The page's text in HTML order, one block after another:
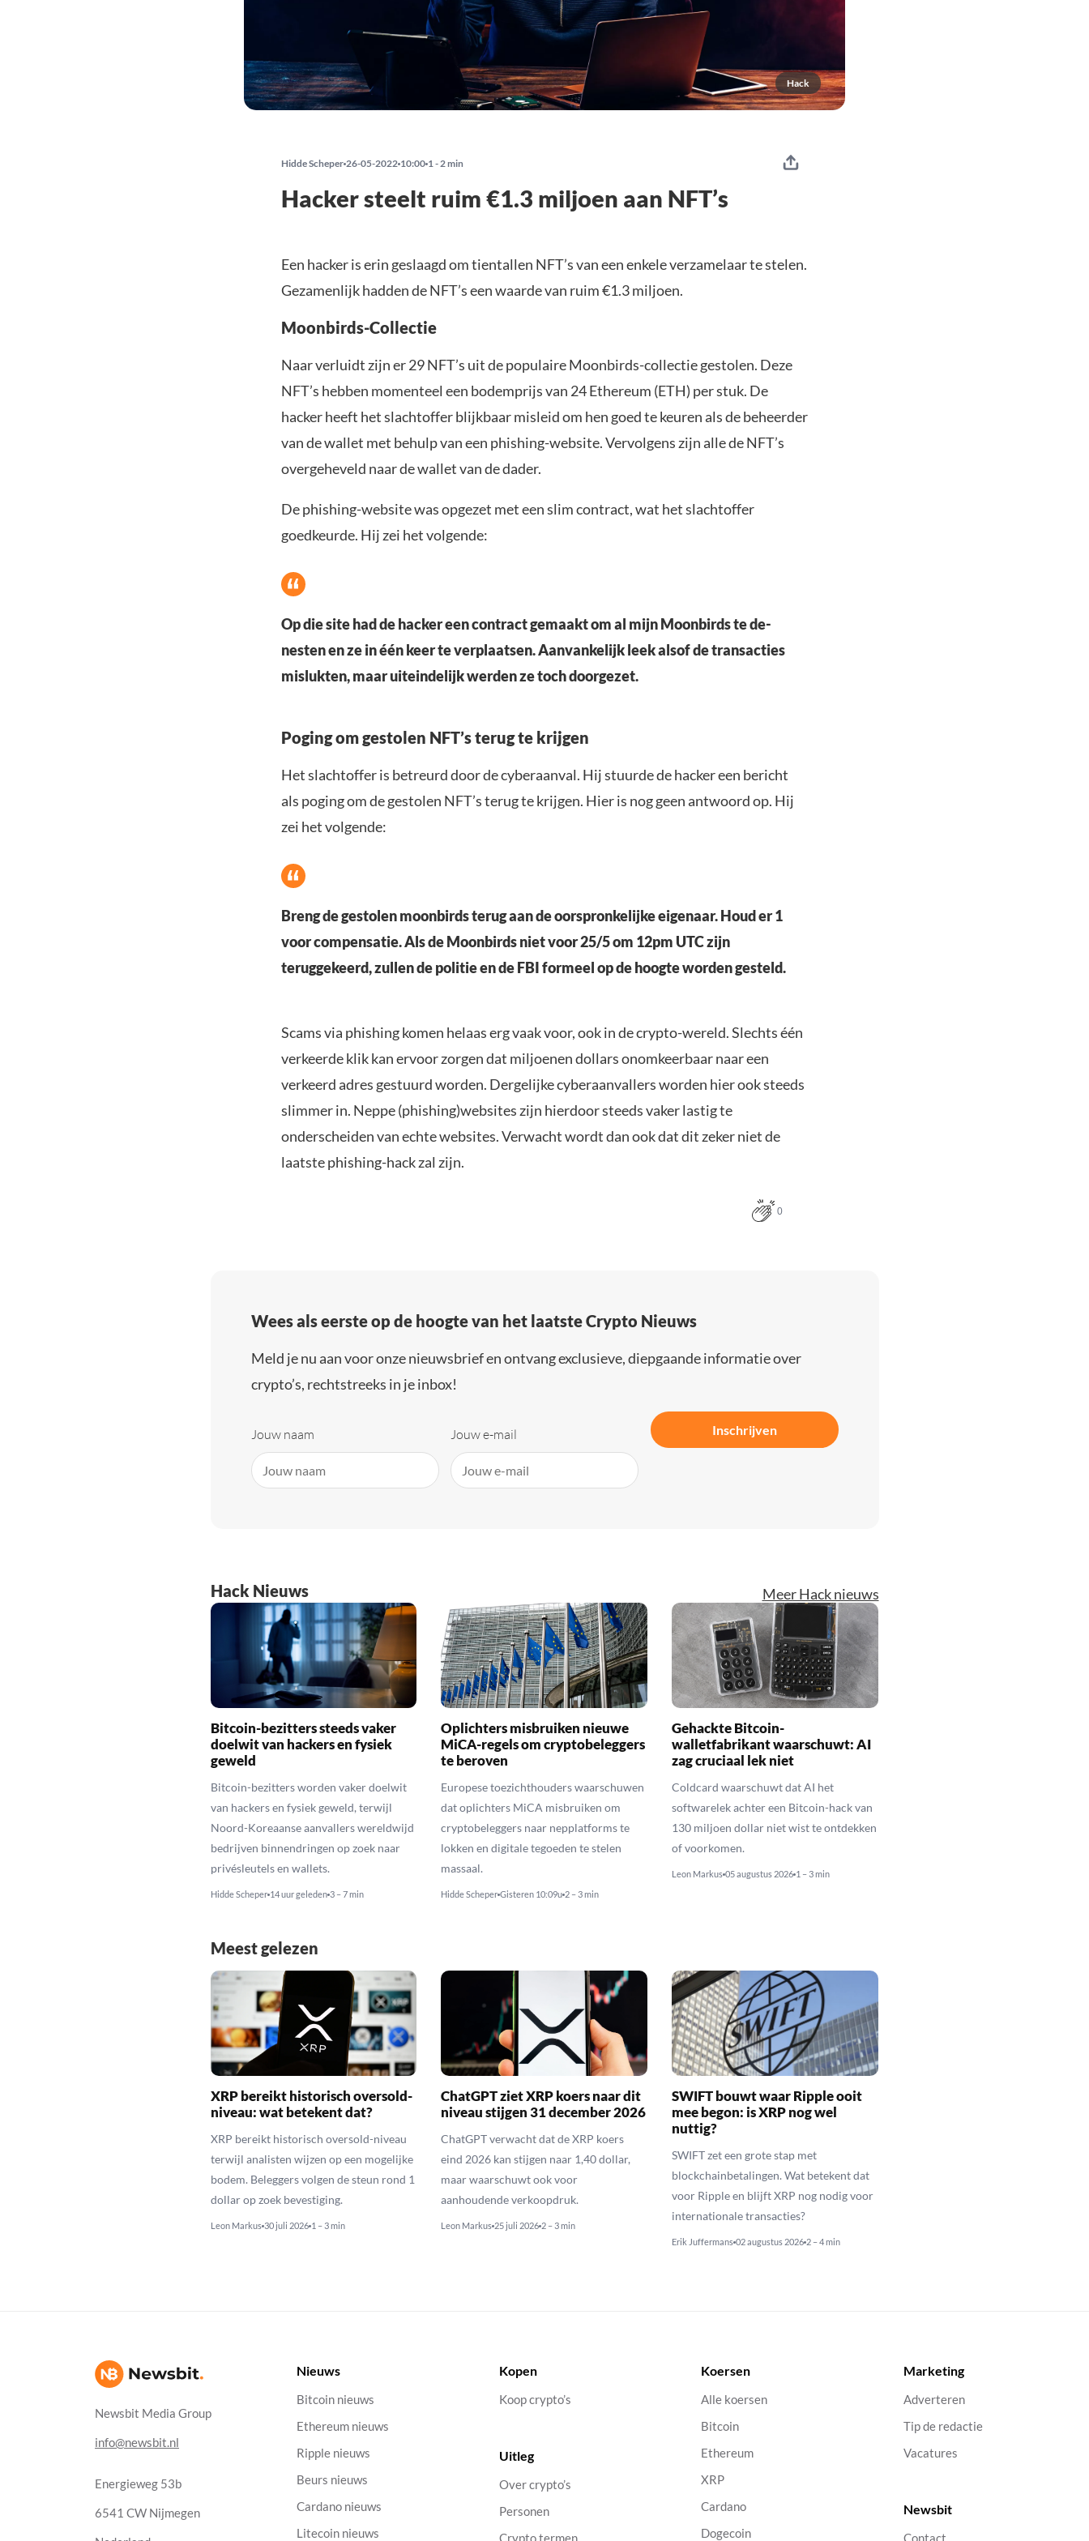
Hack
Hidde Scheper 26-05-2022 10:00 1 - 2 min
Hacker steelt ruim €1.3 miljoen aan NFT’s
Een hacker is erin geslaagd om tientallen NFT’s van een enkele verzamelaar te stelen.
Gezamenlijk hadden de NFT’s een waarde van ruim €1.3 miljoen.
Moonbirds-Collectie
Naar verluidt zijn er 29 NFT’s uit de populaire Moonbirds-collectie gestolen. Deze
NFT’s hebben momenteel een bodemprijs van 24 Ethereum (ETH) per stuk. De
hacker heeft het slachtoffer blijkbaar misleid om hen goed te keuren als de beheerder
van de wallet met behulp van een phishing-website. Vervolgens zijn alle de NFT’s
overgeheveld naar de wallet van de dader.
De phishing-website was opgezet met een slim contract, wat het slachtoffer
goedkeurde. Hij zei het volgende:
Op die site had de hacker een contract gemaakt om al mijn Moonbirds te de-
nesten en ze in één keer te verplaatsen. Aanvankelijk leek alsof de transacties
mislukten, maar uiteindelijk werden ze toch doorgezet.
Poging om gestolen NFT’s terug te krijgen
Het slachtoffer is betreurd door de cyberaanval. Hij stuurde de hacker een bericht
als poging om de gestolen NFT’s terug te krijgen. Hier is nog geen antwoord op. Hij
zei het volgende:
Breng de gestolen moonbirds terug aan de oorspronkelijke eigenaar. Houd er 1
voor compensatie. Als de Moonbirds niet voor 25/5 om 12pm UTC zijn
teruggekeerd, zullen de politie en de FBI formeel op de hoogte worden gesteld.
Scams via phishing komen helaas erg vaak voor, ook in de crypto-wereld. Slechts één
verkeerde klik kan ervoor zorgen dat miljoenen dollars onomkeerbaar naar een
verkeerd adres gestuurd worden. Dergelijke cyberaanvallers worden hier ook steeds
slimmer in. Neppe (phishing)websites zijn hierdoor steeds vaker lastig te
onderscheiden van echte websites. Verwacht wordt dan ook dat dit zeker niet de
laatste phishing-hack zal zijn.
0
Wees als eerste op de hoogte van het laatste Crypto Nieuws
Meld je nu aan voor onze nieuwsbrief en ontvang exclusieve, diepgaande informatie over
crypto’s, rechtstreeks in je inbox!
Jouw naam Jouw e-mail Inschrijven
Hack Nieuws Meer Hack nieuws
Bitcoin-bezitters steeds vaker
doelwit van hackers en fysiek
geweld
Bitcoin-bezitters worden vaker doelwit
van hackers en fysiek geweld, terwijl
Noord-Koreaanse aanvallers wereldwijd
bedrijven binnendringen op zoek naar
privésleutels en wallets.
Hidde Scheper 14 uur geleden 3 – 7 min
Oplichters misbruiken nieuwe
MiCA-regels om cryptobeleggers
te beroven
Europese toezichthouders waarschuwen
dat oplichters MiCA misbruiken om
cryptobeleggers naar nepplatforms te
lokken en digitale tegoeden te stelen
massaal.
Hidde Scheper Gisteren 10:09u 2 – 3 min
Gehackte Bitcoin-
walletfabrikant waarschuwt: AI
zag cruciaal lek niet
Coldcard waarschuwt dat AI het
softwarelek achter een Bitcoin-hack van
130 miljoen dollar niet wist te ontdekken
of voorkomen.
Leon Markus 05 augustus 2026 1 – 3 min
Meest gelezen
XRP bereikt historisch oversold-
niveau: wat betekent dat?
XRP bereikt historisch oversold-niveau
terwijl analisten wijzen op een mogelijke
bodem. Beleggers volgen de steun rond 1
dollar op zoek bevestiging.
Leon Markus 30 juli 2026 1 – 3 min
ChatGPT ziet XRP koers naar dit
niveau stijgen 31 december 2026
ChatGPT verwacht dat de XRP koers
eind 2026 kan stijgen naar 1,40 dollar,
maar waarschuwt ook voor
aanhoudende verkoopdruk.
Leon Markus 25 juli 2026 2 – 3 min
SWIFT bouwt waar Ripple ooit
mee begon: is XRP nog wel
nuttig?
SWIFT zet een grote stap met
blockchainbetalingen. Wat betekent dat
voor Ripple en blijft XRP nog nodig voor
internationale transacties?
Erik Juffermans 02 augustus 2026 2 – 4 min
Newsbit Media Group
info@newsbit.nl
Energieweg 53b
6541 CW Nijmegen
Nieuws
Bitcoin nieuws
Ethereum nieuws
Ripple nieuws
Beurs nieuws
Cardano nieuws
Litecoin nieuws
Kopen
Koop crypto’s
Uitleg
Over crypto’s
Personen
Crypto termen
Koersen
Alle koersen
Bitcoin
Ethereum
XRP
Cardano
Dogecoin
Marketing
Adverteren
Tip de redactie
Vacatures
Newsbit
Contact